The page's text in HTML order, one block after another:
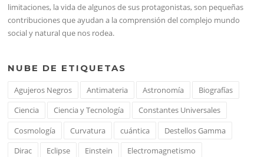
limitaciones, la vida de algunos de sus protagonistas, son pequeñas
contribuciones que ayudan a la comprensión del complejo mundo
social y natural que nos rodea.
NUBE DE ETIQUETAS
Agujeros Negros Antimateria Astronomía
Biografías
Ciencia
Ciencia y Tecnología
Constantes Universales
Cosmología
Curvatura cuántica
Destellos Gamma
Dirac
Eclipse Einstein
Electromagnetismo